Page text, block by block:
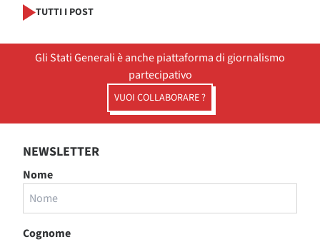
TUTTI I POST
Gli Stati Generali è anche piattaforma di giornalismo
partecipativo
VUOI COLLABORARE ?
NEWSLETTER
Nome
Cognome